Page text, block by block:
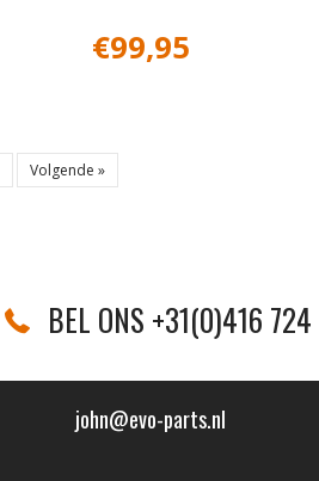
€99,95
Volgende »
BEL ONS +31(0)416
john@evo-parts.nl